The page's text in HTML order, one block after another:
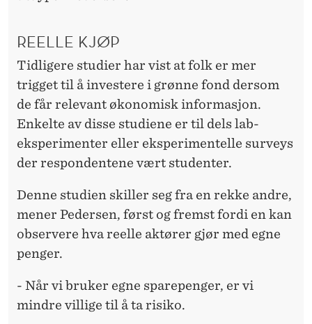
REELLE KJØP
Tidligere studier har vist at folk er mer
trigget til å investere i grønne fond dersom
de får relevant økonomisk informasjon.
Enkelte av disse studiene er til dels lab-
eksperimenter eller eksperimentelle surveys
der respondentene vært studenter.
Denne studien skiller seg fra en rekke andre,
mener Pedersen, først og fremst fordi en kan
observere hva reelle aktører gjør med egne
penger.
- Når vi bruker egne sparepenger, er vi
mindre villige til å ta risiko.